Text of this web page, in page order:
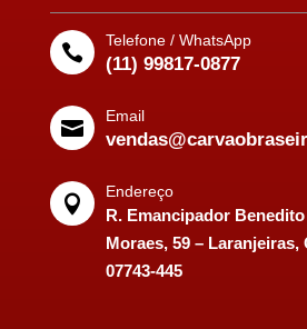

Telefone / WhatsApp
(11) 99817-0877

Email

Endereço
R. Emancipador
Moraes, 59 – Laranjeiras,
07743-445